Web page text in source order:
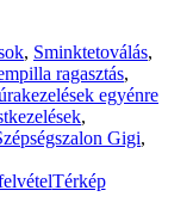
, Sminktetoválás,
ragasztás,
egyénre
,
Gigi,
Térkép